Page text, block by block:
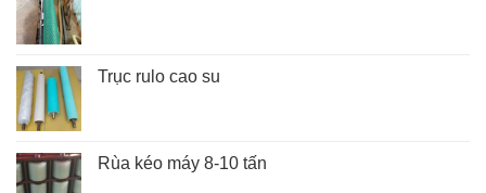
Trục rulo cao su
Rùa kéo máy 8-10 tấn